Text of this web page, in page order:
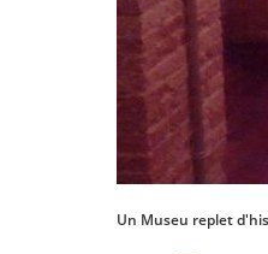
Un Museu replet